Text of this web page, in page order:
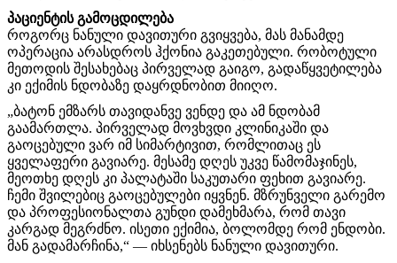
პაციენტის გამოცდილება
როგორც ნანული დავითური გვიყვება, მას მანამდე
ოპერაცია არასდროს ჰქონია გაკეთებული. რობოტული
მეთოდის შესახებაც პირველად გაიგო, გადაწყვეტილება
კი ექიმის ნდობაზე დაყრდნობით მიიღო.
„ბატონ ემზარს თავიდანვე ვენდე და ამ ნდობამ
გაამართლა. პირველად მოვხვდი კლინიკაში და
გაოცებული ვარ იმ სიმარტივით, რომლითაც ეს
ყველაფერი გავიარე. მესამე დღეს უკვე წამომაჯინეს,
მეოთხე დღეს კი პალატაში საკუთარი ფეხით გავიარე.
ჩემი შვილებიც გაოცებულები იყვნენ. მზრუნველი გარემო
და პროფესიონალთა გუნდი დამეხმარა, რომ თავი
კარგად მეგრძნო. ისეთი ექიმია, ბოლომდე რომ ენდობი.
მან გადამარჩინა,“ — იხსენებს ნანული დავითური.